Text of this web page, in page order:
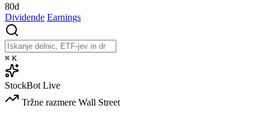
80d
Dividende Earnings
⌘ K
StockBot Live
Tržne razmere Wall Street